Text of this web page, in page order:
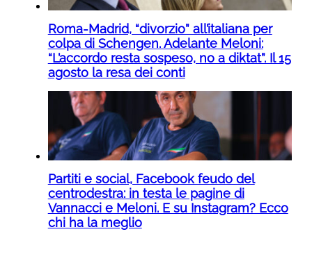
Roma-Madrid, “divorzio” all’italiana per
colpa di Schengen. Adelante Meloni:
“L’accordo resta sospeso, no a diktat”. Il 15
agosto la resa dei conti
Partiti e social, Facebook feudo del
centrodestra: in testa le pagine di
Vannacci e Meloni. E su Instagram? Ecco
chi ha la meglio